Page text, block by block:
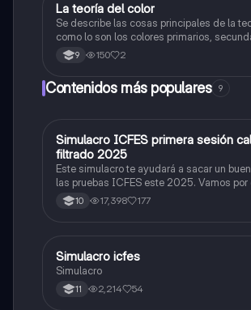
Artes
La teoría del color
Se describe las cosas principales de la
como lo son los colores primarios,
colores cálidos y fríos es un resumen y
9 150 2
Contenidos más populares 9
ICFES: Matemáticas
Simulacro ICFES primera sesión
filtrado 2025
Este simulacro te ayudará a sacar un
las pruebas ICFES este 2025. Vamos por
500/500. Y poder ser admitido en la
quieras, estudiar la carrera que quieres y
10 17,398 177
ICFES: Lectura Crítica
Simulacro icfes
Simulacro
11 2,214 54